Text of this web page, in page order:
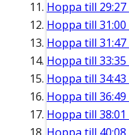
Hoppa till 29:27
Hoppa till 31:00
Hoppa till 31:47
Hoppa till 33:35
Hoppa till 34:43
Hoppa till 36:49
Hoppa till 38:01